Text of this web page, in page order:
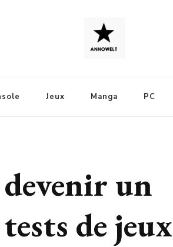
Jeux Manga PC
un
de jeux